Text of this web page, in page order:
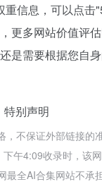
重信息，可以点击"
更多网站价值评
是需要根据您自
特别声明
不保证外部链接
午4:09收录时，该
全AI合集网站不承